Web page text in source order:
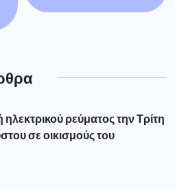
ρεύματος την Τρίτη
σε οικισμούς του